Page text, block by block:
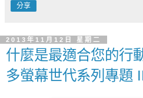
分享
2013年11月12日 星期二
什麼是最適合您的行
多螢幕世代系列專題